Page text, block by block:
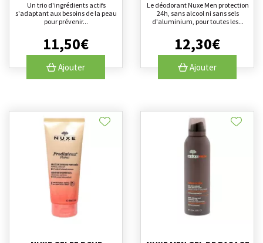
Un trio d'ingrédients actifs
s'adaptant aux besoins de la peau
pour prévenir...
11,50€
Ajouter
Le déodorant Nuxe Men protection
24h, sans alcool ni sans sels
d'aluminium, pour toutes les...
12,30€
Ajouter